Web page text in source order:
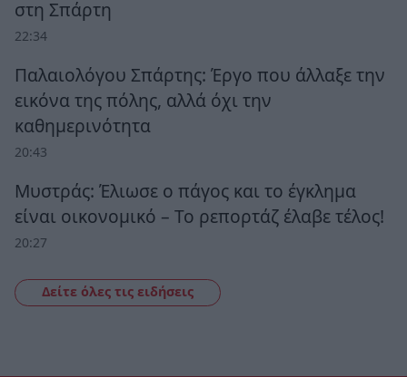
στη Σπάρτη
22:34
Παλαιολόγου Σπάρτης: Έργο που άλλαξε την
εικόνα της πόλης, αλλά όχι την
καθημερινότητα
20:43
Μυστράς: Έλιωσε ο πάγος και το έγκλημα
είναι οικονομικό – Το ρεπορτάζ έλαβε τέλος!
20:27
Δείτε όλες τις ειδήσεις